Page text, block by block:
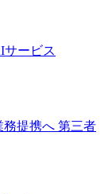
サービス
提携へ 第三者